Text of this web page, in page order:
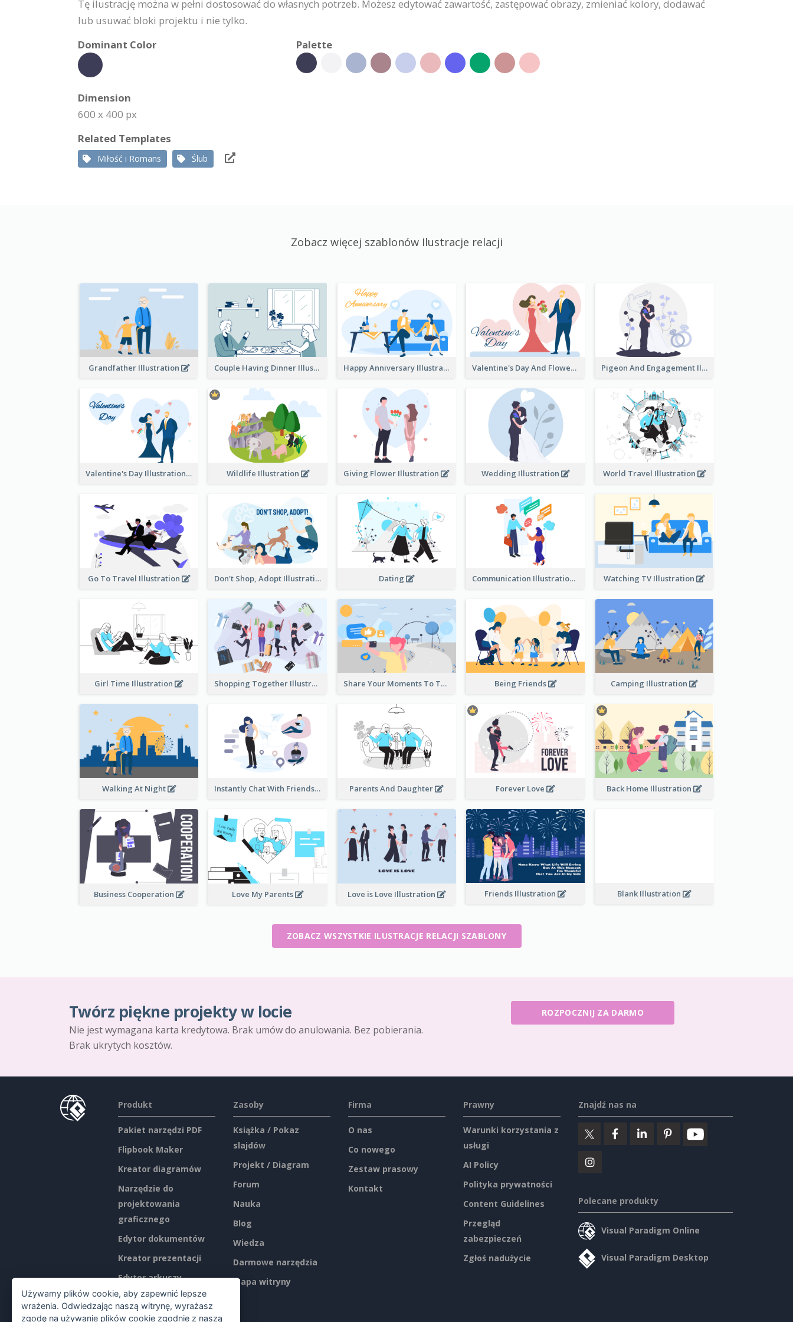
Tę ilustrację można w pełni dostosować do własnych potrzeb. Możesz edytować zawartość, zastępować obrazy, zmieniać kolory, dodawać
lub usuwać bloki projektu i nie tylko.
Dominant Color
Palette
Dimension
600 x 400 px
Related Templates
Miłość i Romans Ślub
Zobacz więcej szablonów Ilustracje relacji
Grandfather Illustration Couple Having Dinner Illustration Happy Anniversary Illustration Valentine's Day And Flower Illustration Pigeon And Engagement Illustration
Valentine's Day Illustration Wildlife Illustration Giving Flower Illustration Wedding Illustration World Travel Illustration
Go To Travel Illustration Don't Shop, Adopt Illustration Dating Communication Illustration Watching TV Illustration
Girl Time Illustration Shopping Together Illustration Share Your Moments To The World Illustration Being Friends Camping Illustration
Walking At Night Instantly Chat With Friends Illustration Parents And Daughter Forever Love Back Home Illustration
Business Cooperation Love My Parents Love is Love Illustration Friends Illustration Blank Illustration
ZOBACZ WSZYSTKIE ILUSTRACJE RELACJI SZABLONY
Twórz piękne projekty w locie
Nie jest wymagana karta kredytowa. Brak umów do anulowania. Bez pobierania.
Brak ukrytych kosztów.
ROZPOCZNIJ ZA DARMO
Produkt
Pakiet narzędzi PDF
Flipbook Maker
Kreator diagramów
Narzędzie do
projektowania
graficznego
Edytor dokumentów
Kreator prezentacji
Edytor arkuszy
kalkulacyjnych
Ceny
Zasoby
Książka / Pokaz
slajdów
Projekt / Diagram
Forum
Nauka
Blog
Wiedza
Darmowe narzędzia
Mapa witryny
Firma
O nas
Co nowego
Zestaw prasowy
Kontakt
Prawny
Warunki korzystania z
usługi
AI Policy
Polityka prywatności
Content Guidelines
Przegląd
zabezpieczeń
Zgłoś nadużycie
Znajdź nas na
Polecane produkty
Visual Paradigm Online
Visual Paradigm Desktop
Używamy plików cookie, aby zapewnić lepsze
wrażenia. Odwiedzając naszą witrynę, wyrażasz
zgodę na używanie plików cookie zgodnie z naszą